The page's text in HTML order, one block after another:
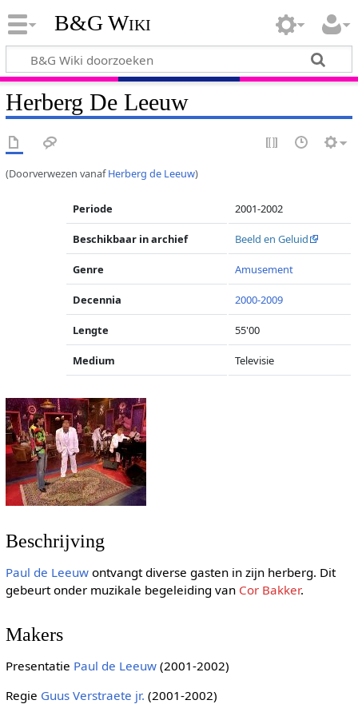
B&G Wiki
Herberg De Leeuw
(Doorverwezen vanafHerberg de Leeuw)
Periode 2001-2002
Beschikbaar in archief Beeld en Geluid
Genre Amusement
Decennia 2000-2009
Lengte 55'00
Medium Televisie
Beschrijving
Paul de Leeuwontvangt diverse gasten in zijn herberg. Dit
gebeurt onder muzikale begeleiding van Cor Bakker.
Makers
Presentatie Paul de Leeuw(2001-2002)
Regie Guus Verstraete jr. (2001-2002)